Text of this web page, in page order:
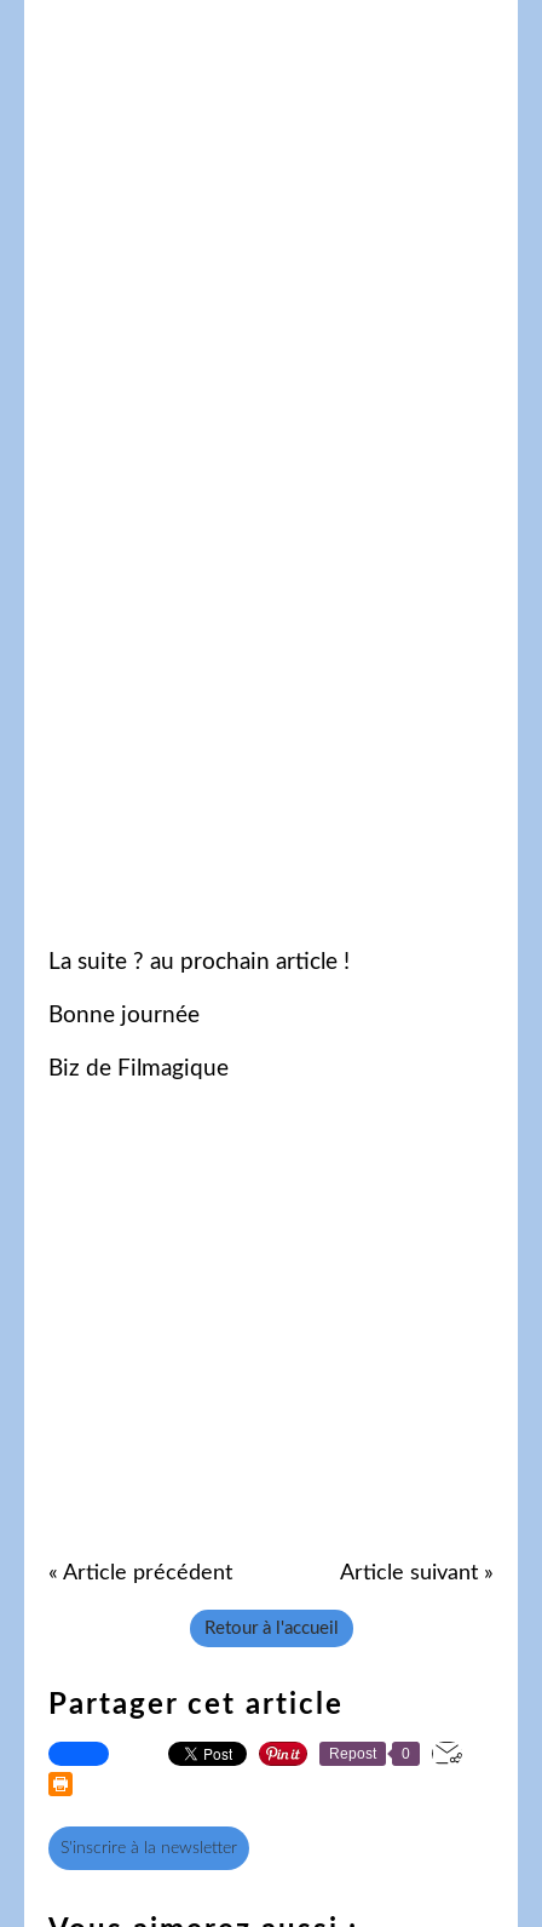
La suite ? au prochain article !
Bonne journée
Biz de Filmagique
« Article précédent Article suivant »
Retour à l'accueil
Partager cet article
Repost 0
S'inscrire à la newsletter